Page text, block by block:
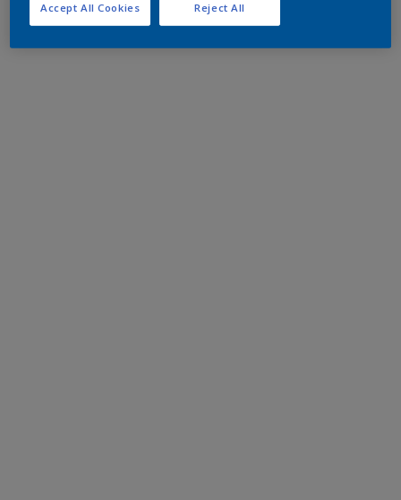
Reject All
Accept All Cookies